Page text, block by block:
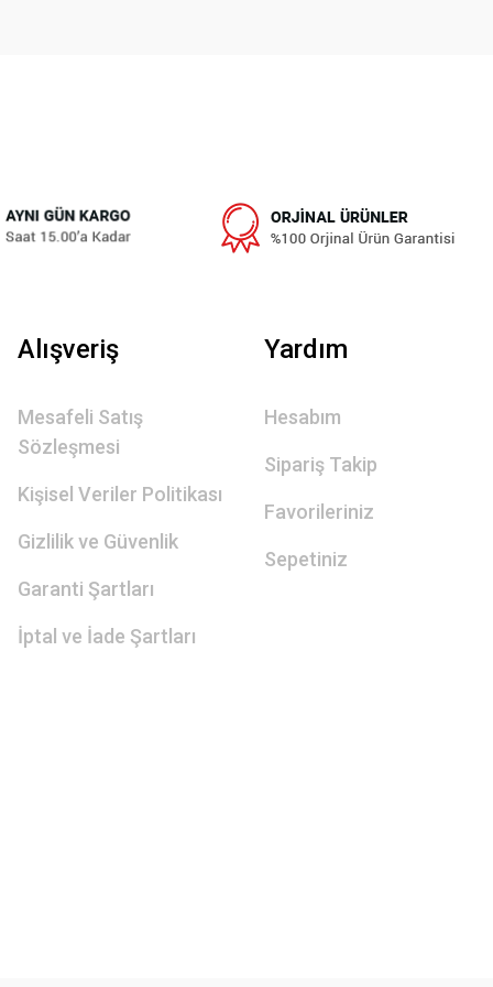
Alışveriş
Mesafeli Satış
Sözleşmesi
Kişisel Veriler Politikası
Gizlilik ve Güvenlik
Garanti Şartları
İptal ve İade Şartları
Yardım
Hesabım
Sipariş Takip
Favorileriniz
Sepetiniz